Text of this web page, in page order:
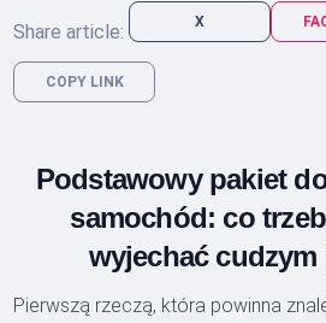
Share article: X
COPY LINK
Podstawowy pakiet
samochód: co
wyjechać cudzym
Pierwszą rzeczą, która powinna